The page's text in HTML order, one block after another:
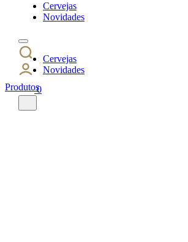
Cervejas
Novidades
Cervejas
Novidades
0
Produtos